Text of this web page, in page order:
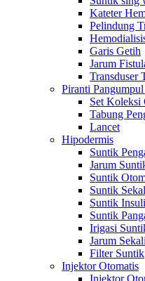
Kateter
Pelindung
Garis Getih
Jarum
Transduser
Piranti
Set Koleksi
Tabung
Lancet
Hipodermis
Suntik
Jarum
Suntik
Suntik
Suntik
Suntik
Irigasi
Jarum
Filter Suntik
Injektor Otomatis
Injektor